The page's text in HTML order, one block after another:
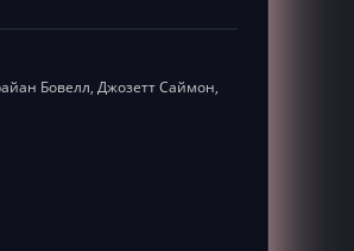
Бовелл, Джозетт Саймон,